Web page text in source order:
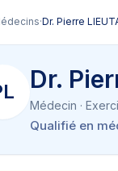
·Dr. Pierre
Dr.
Médecin ·
Qualifié en